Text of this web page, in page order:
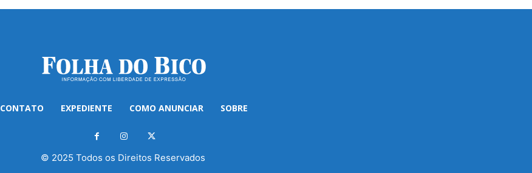
CONTATO EXPEDIENTE COMO ANUNCIAR SOBRE
© 2025 Todos os Direitos Reservados